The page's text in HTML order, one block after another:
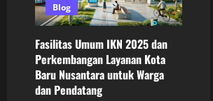
Blog
Fasilitas Umum IKN 2025 dan
Perkembangan Layanan Kota
Baru Nusantara untuk Warga
dan Pendatang